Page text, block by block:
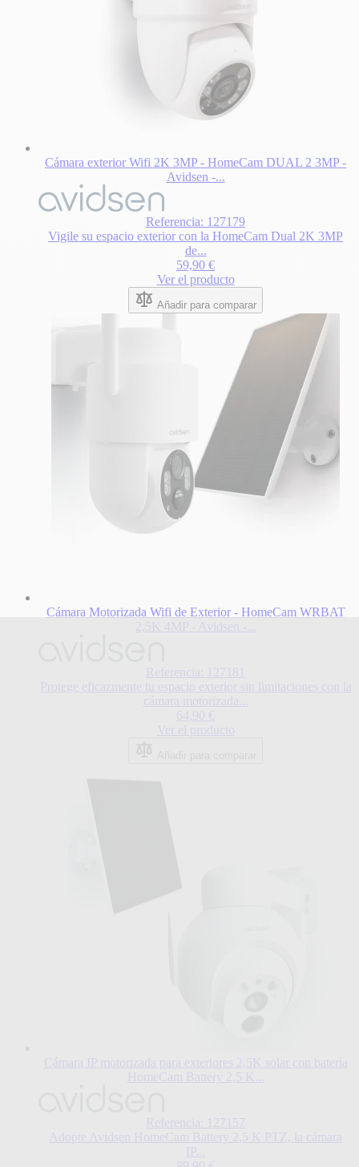
Cámara exterior Wifi 2K 3MP - HomeCam DUAL 2 3MP -
Avidsen -...
Referencia: 127179
Vigile su espacio exterior con la HomeCam Dual 2K 3MP
de...
59,90 €
Ver el producto
Añadir para comparar
Cámara Motorizada Wifi de Exterior - HomeCam WRBAT